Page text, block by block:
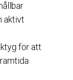
aktivt
för att